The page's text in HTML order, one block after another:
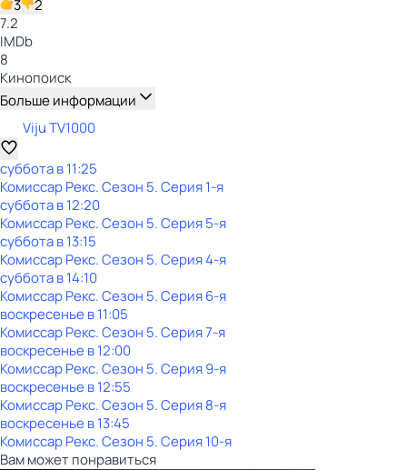
3
2
7.2
IMDb
8
Кинопоиск
Больше информации
Viju TV1000
субботав11:25
Комиссар Рекс. Сезон 5. Серия 1-я
субботав12:20
Комиссар Рекс. Сезон 5. Серия 5-я
субботав13:15
Комиссар Рекс. Сезон 5. Серия 4-я
субботав14:10
Комиссар Рекс. Сезон 5. Серия 6-я
воскресенье в11:05
Комиссар Рекс. Сезон 5. Серия 7-я
воскресенье в12:00
Комиссар Рекс. Сезон 5. Серия 9-я
воскресенье в12:55
Комиссар Рекс. Сезон 5. Серия 8-я
воскресенье в13:45
Комиссар Рекс. Сезон 5. Серия 10-я
Вам может понравиться